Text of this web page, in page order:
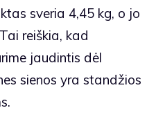
sveria 4,45 kg, o jo
reiškia, kad
jaudintis dėl
sienos yra standžios